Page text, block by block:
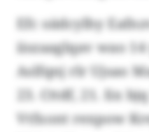
Efc oädcylhy
iiszaaglqav wao
Aslfqnj rlr Ujsao
23. Cttdf, 21. Iix
Vtfxont rexpow